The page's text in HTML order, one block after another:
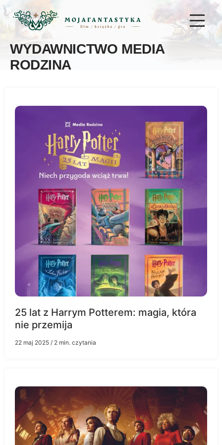
WYDAWNICTWO MEDIA
RODZINA
25 lat z Harrym Potterem: magia, która
nie przemija
22 maj 2025 / 2 min. czytania